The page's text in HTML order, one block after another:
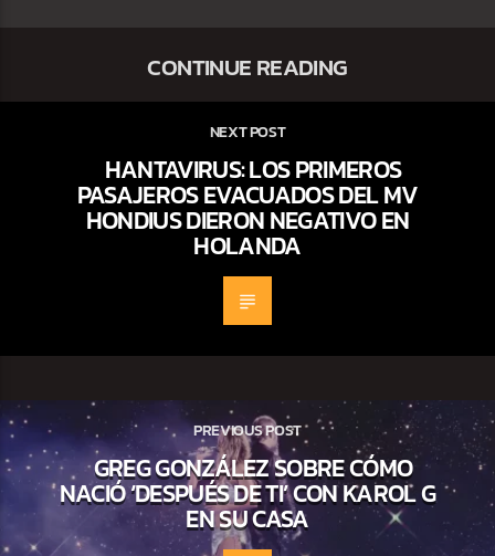
CONTINUE READING
NEXT POST
HANTAVIRUS: LOS PRIMEROS
PASAJEROS EVACUADOS DEL MV
HONDIUS DIERON NEGATIVO EN
HOLANDA
PREVIOUS POST
GREG GONZÁLEZ SOBRE CÓMO
NACIÓ ‘DESPUÉS DE TI’ CON KAROL G
EN SU CASA